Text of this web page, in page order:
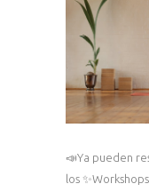
📣Ya pueden
los